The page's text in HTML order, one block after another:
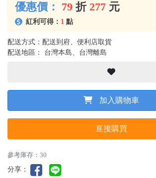
優惠價： 79 折 277 元
紅利可得： 1 點
配送方式：配送到府、便利店取貨
配送地區： 台灣本島、台灣離島
加入購物車
直接購買
參考庫存：30
分享：